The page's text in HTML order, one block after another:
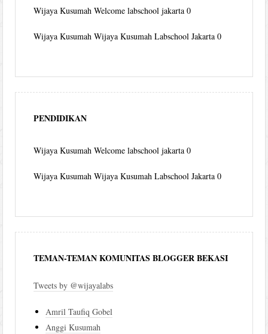
Wijaya Kusumah Welcome labschool jakarta 0
Wijaya Kusumah Wijaya Kusumah Labschool Jakarta 0
PENDIDIKAN
Wijaya Kusumah Welcome labschool jakarta 0
Wijaya Kusumah Wijaya Kusumah Labschool Jakarta 0
TEMAN-TEMAN KOMUNITAS BLOGGER BEKASI
Tweets by @wijayalabs
Amril Taufiq Gobel
Anggi Kusumah